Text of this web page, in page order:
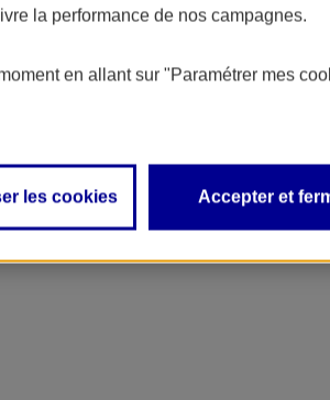
la performance de nos campagnes.
en allant sur "Paramétrer mes
les cookies Accepter et